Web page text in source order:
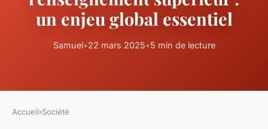
un enjeu global essentiel
Samuel•22 mars 2025•5 min de lecture
Accueil›Société